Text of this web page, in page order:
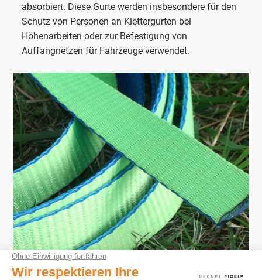
absorbiert. Diese Gurte werden insbesondere für den
Schutz von Personen an Klettergurten bei
Höhenarbeiten oder zur Befestigung von
Auffangnetzen für Fahrzeuge verwendet.